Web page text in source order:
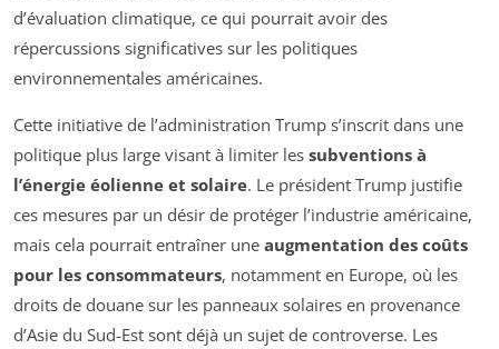
d’évaluation climatique, ce qui pourrait avoir des
répercussions significatives sur les politiques
environnementales américaines.
Cette initiative de l’administration Trump s’inscrit dans une
politique plus large visant à limiter les subventions à
l’énergie éolienne et solaire. Le président Trump justifie
ces mesures par un désir de protéger l’industrie américaine,
mais cela pourrait entraîner une augmentation des coûts
pour les consommateurs, notamment en Europe, où les
droits de douane sur les panneaux solaires en provenance
d’Asie du Sud-Est sont déjà un sujet de controverse. Les